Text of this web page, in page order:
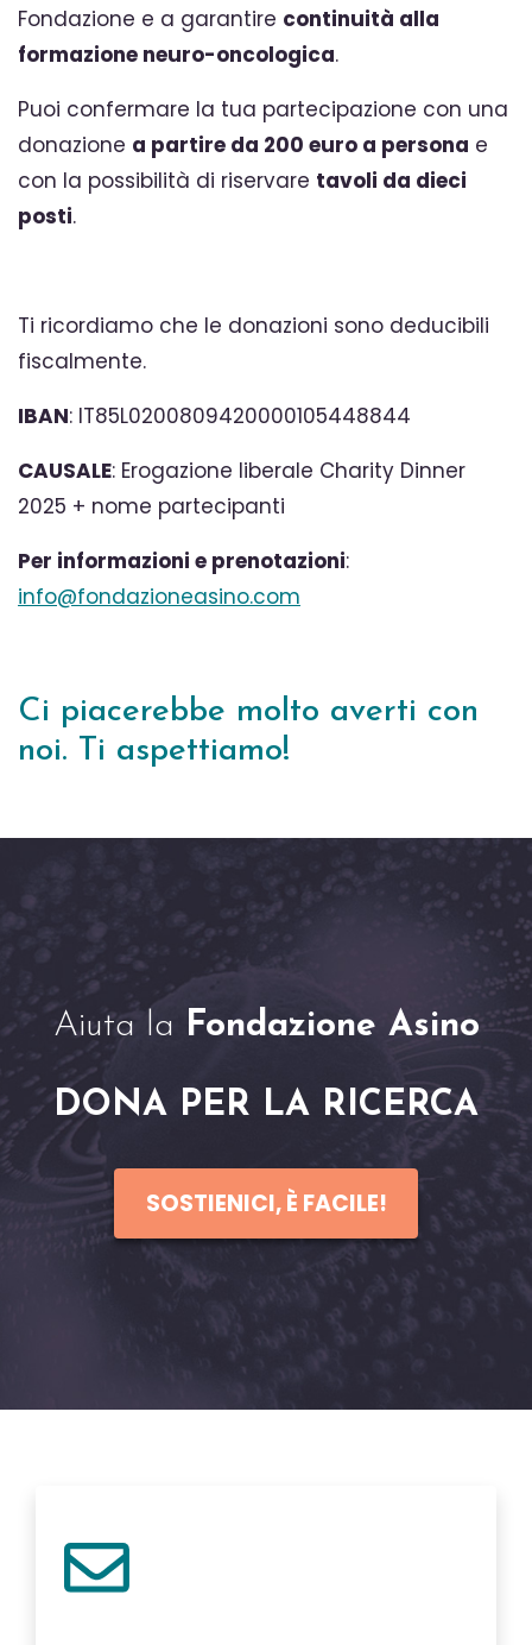
Fondazione e a garantire continuità alla
formazione neuro-oncologica.
Puoi confermare la tua partecipazione con una
donazione a partire da 200 euro a persona e
con la possibilità di riservare tavoli da dieci
posti.
Ti ricordiamo che le donazioni sono deducibili
fiscalmente.
IBAN: IT85L0200809420000105448844
CAUSALE: Erogazione liberale Charity Dinner
2025 + nome partecipanti
Per informazioni e prenotazioni:
info@fondazioneasino.com
Ci piacerebbe molto averti con
noi. Ti aspettiamo!
Aiuta la Fondazione Asino
DONA PER LA RICERCA
SOSTIENICI, È FACILE!